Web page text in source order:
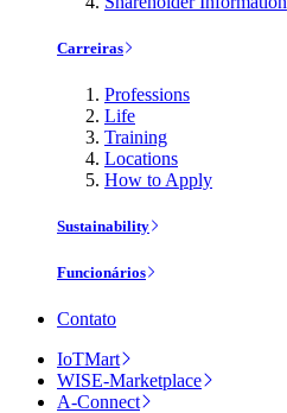
Carreiras
Professions
Life
Training
Locations
How to Apply
Sustainability
Funcionários
Contato
IoTMart
WISE-Marketplace
A-Connect